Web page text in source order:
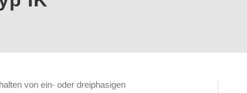
von ein- oder dreiphasigen